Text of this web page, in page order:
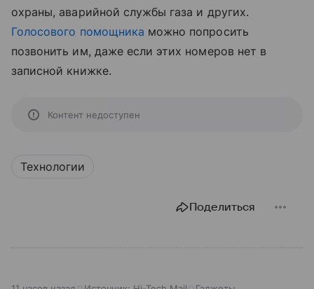
охраны, аварийной службы газа и других.
Голосового помощника можно попросить
позвонить им, даже если этих номеров нет в
записной книжке.
Контент недоступен
Технологии
Поделиться